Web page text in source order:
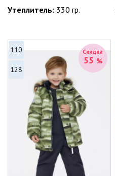
Утеплитель: 330 гр.
Скидка
55 %
110
128